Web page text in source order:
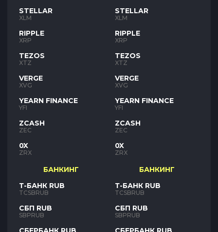
STELLAR
XLM
RIPPLE
XRP
TEZOS
XTZ
VERGE
XVG
YEARN FINANCE
YFI
ZCASH
ZEC
0X
ZRX
БАНКИНГ
Т-БАНК RUB
TCSBRUB
СБП RUB
SBPRUB
STELLAR
XLM
RIPPLE
XRP
TEZOS
XTZ
VERGE
XVG
YEARN FINANCE
YFI
ZCASH
ZEC
0X
ZRX
БАНКИНГ
Т-БАНК RUB
TCSBRUB
СБП RUB
SBPRUB